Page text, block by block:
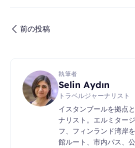
前の投稿
執筆者
Selin Aydın
トラベルジャーナリスト
イスタンブールを拠点
ナリスト。エルミター
フ、フィンランド湾岸
館ルート、市内パス、